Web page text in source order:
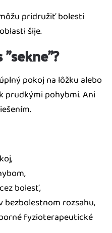
pridružiť bolesti
šije.
pokoj na lôžku alebo
prudkými pohybmi. Ani
bolesť,
rozsahu,
fyzioterapeutické